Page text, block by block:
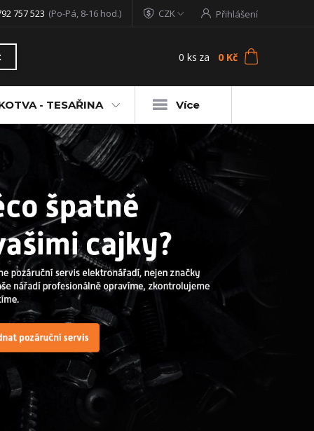
CZK Přihlášení
757 523 (Po-Pá, 8-16 hod.)
0 ks za 0 Kč
- TESAŘINA Více